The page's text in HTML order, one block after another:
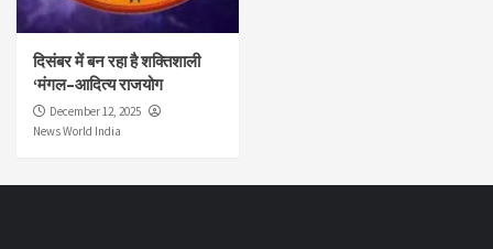
दिसंबर में बन रहा है शक्तिशाली
‘मंगल–आदित्य राजयोग
December 12, 2025
News World India